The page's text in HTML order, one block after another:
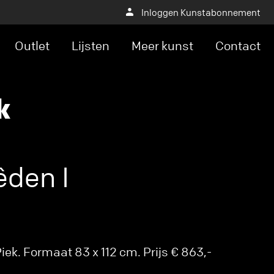
Inloggen Kunstabonnement
Outlet Lijsten Meer kunst Contact
I
Formaat 83 x 112 cm. Prijs € 863,-